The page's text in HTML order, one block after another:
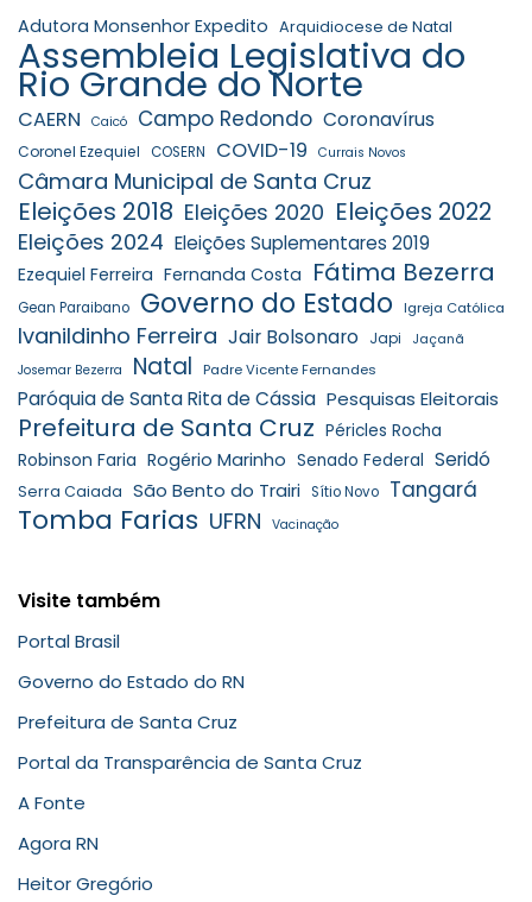
Adutora Monsenhor Expedito Arquidiocese de Natal
Assembleia Legislativa do
Rio Grande do Norte
CAERN Caicó Campo Redondo Coronavírus
Coronel Ezequiel COSERN COVID-19 Currais Novos
Câmara Municipal de Santa Cruz
Eleições 2018 Eleições 2020 Eleições 2022
Eleições 2024 Eleições Suplementares 2019
Ezequiel Ferreira Fernanda Costa Fátima Bezerra
Gean Paraibano Governo do Estado Igreja Católica
Ivanildinho Ferreira Jair Bolsonaro Japi Jaçanã
Josemar Bezerra Natal Padre Vicente Fernandes
Paróquia de Santa Rita de Cássia Pesquisas Eleitorais
Prefeitura de Santa Cruz Péricles Rocha
Robinson Faria Rogério Marinho Senado Federal Seridó
Serra Caiada São Bento do Trairi Sítio Novo Tangará
Tomba Farias UFRN Vacinação
Visite também
Portal Brasil
Governo do Estado do RN
Prefeitura de Santa Cruz
Portal da Transparência de Santa Cruz
A Fonte
Agora RN
Heitor Gregório